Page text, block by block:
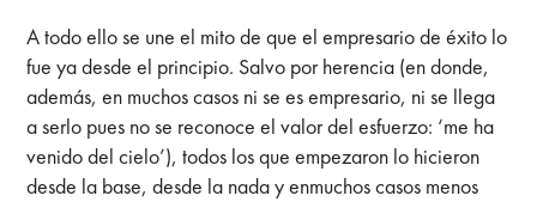
A todo ello se une el mito de que el empresario de éxito lo
fue ya desde el principio. Salvo por herencia (en donde,
además, en muchos casos ni se es empresario, ni se llega
a serlo pues no se reconoce el valor del esfuerzo: ‘me ha
venido del cielo’), todos los que empezaron lo hicieron
desde la base, desde la nada y enmuchos casos menos